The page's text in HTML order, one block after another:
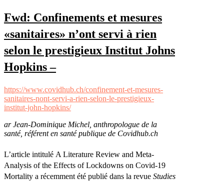
Fwd: Confinements et mesures
«sanitaires» n’ont servi à rien
selon le prestigieux Institut Johns
Hopkins –
https://www.covidhub.ch/confinement-et-mesures-
sanitaires-nont-servi-a-rien-selon-le-prestigieux-
institut-john-hopkins/
ar Jean-Dominique Michel, anthropologue de la
santé, référent en santé publique de Covidhub.ch
L’article intitulé A Literature Review and Meta-
Analysis of the Effects of Lockdowns on Covid-19
Mortality a récemment été publié dans la revue Studies